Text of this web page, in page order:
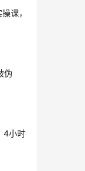
课，
伪
4小时